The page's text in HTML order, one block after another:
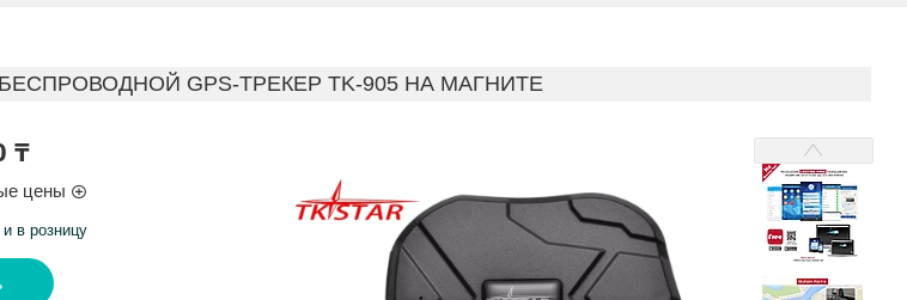
БЕСПРОВОДНОЙ GPS-ТРЕКЕР TK-905 НА МАГНИТЕ
₸
цены
в розницу